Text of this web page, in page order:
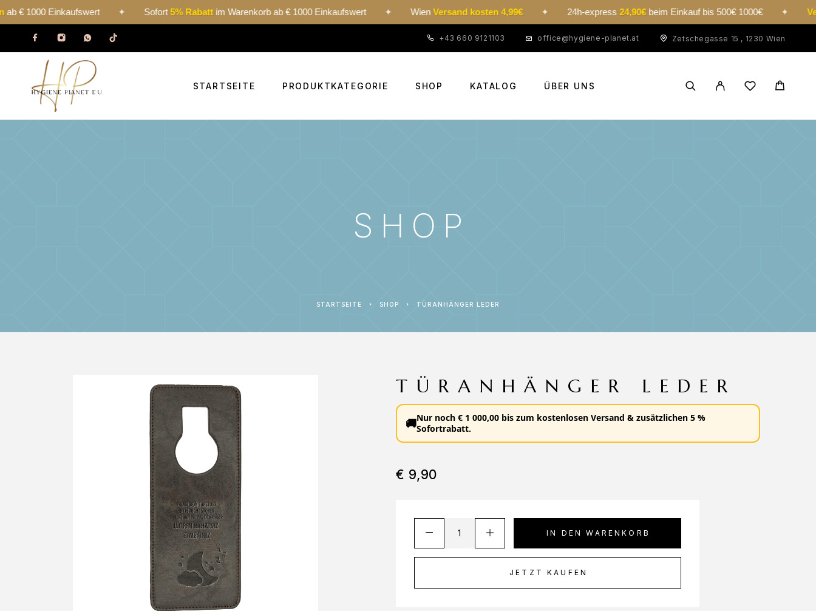
Einkaufswert ✦ Sofort 5% Rabattim Warenkorb ab € 1000 Einkaufswert ✦ WienVersand kosten 4,99€ ✦ 24h-express24,90€beim Einkauf bis 500€ 1000€ ✦ Versand
+43 660 9121103 office@hygiene-planet.at Zetschegasse 15 , 1230 Wien
STARTSEITE PRODUKTKATEGORIE SHOP KATALOG ÜBER UNS
SHOP
STARTSEITE SHOP TÜRANHÄNGER LEDER
TÜRANHÄNGER LEDER
🚚Nur noch € 1 000,00 bis zum kostenlosen Versand & zusätzlichen 5 %
Sofortrabatt.
€ 9,90
IN DEN WARENKORB
JETZT KAUFEN